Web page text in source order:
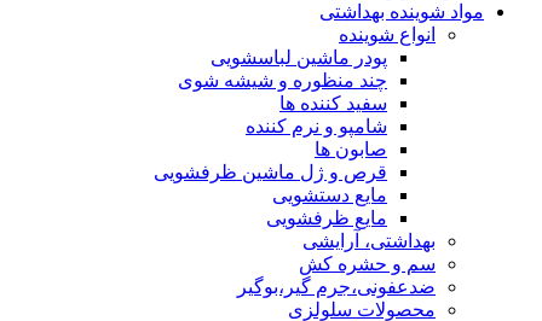
مواد شوینده بهداشتی
انواع شوینده
پودر ماشین لباسشویی
چند منظوره و شیشه شوی
سفید کننده ها
شامپو و نرم کننده
صابون ها
قرص و ژل ماشین ظرفشویی
مایع دستشویی
مایع ظرفشویی
بهداشتی، آرایشی
سم و حشره کش
ضدعفونی،جرم گیر،بوگیر
محصولات سلولزی